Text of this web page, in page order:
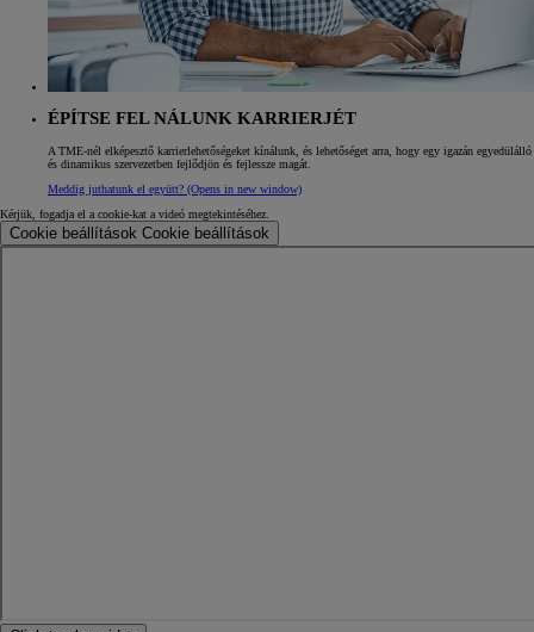
ÉPÍTSE FEL NÁLUNK KARRIERJÉT
A TME-nél elképesztő karrierlehetőségeket kínálunk, és lehetőséget arra, hogy egy igazán egyedülálló
és dinamikus szervezetben fejlődjön és fejlessze magát.
Meddig juthatunk el együtt? (Opens in new window)
Kérjük, fogadja el a cookie-kat a videó megtekintéséhez.
Cookie beállítások Cookie beállítások